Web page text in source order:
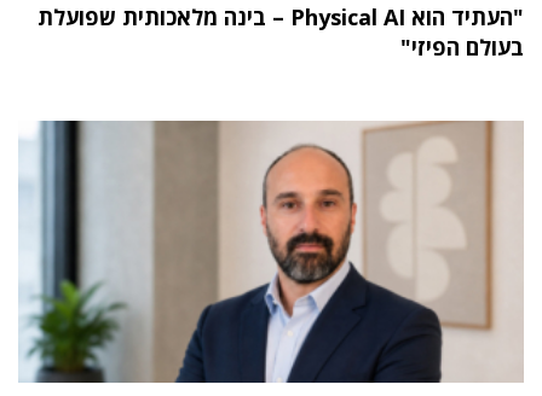
"העתיד הוא Physical AI – בינה מלאכותית שפועלת
בעולם הפיזי"